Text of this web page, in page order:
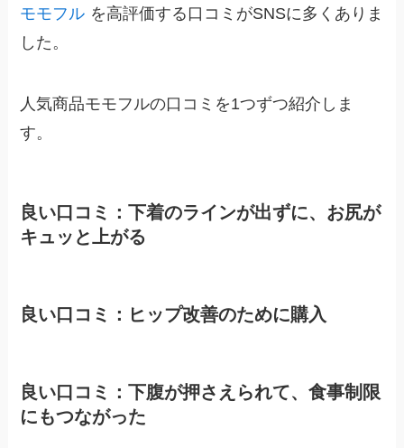
モモフル を高評価する口コミがSNSに多くありま
した。
人気商品モモフルの口コミを1つずつ紹介しま
す。
良い口コミ：下着のラインが出ずに、お尻が
キュッと上がる
良い口コミ：ヒップ改善のために購入
良い口コミ：下腹が押さえられて、食事制限
にもつながった